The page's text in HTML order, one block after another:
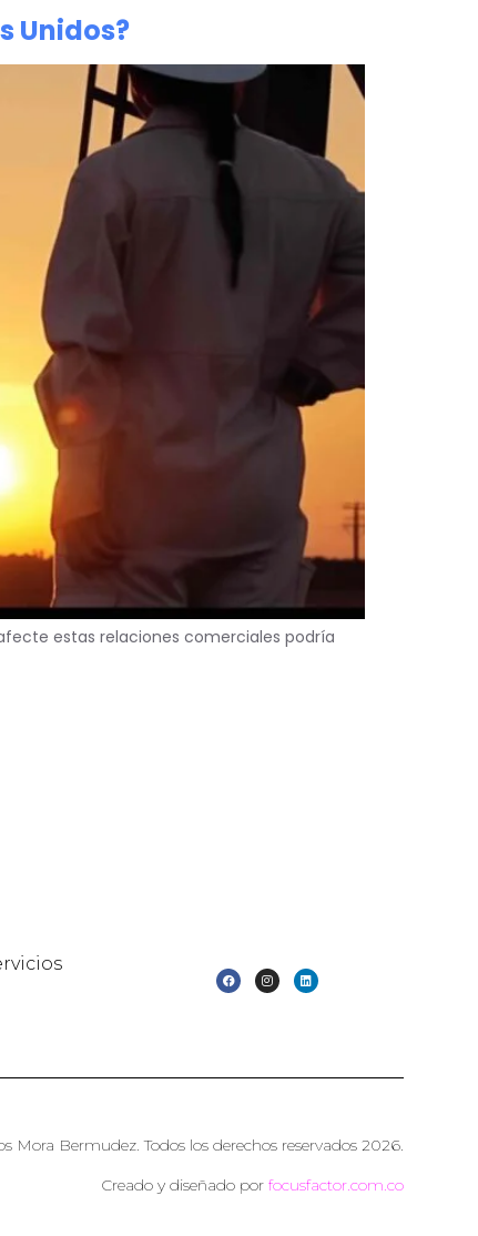
Unidos?
estas relaciones comerciales podría
Mora Bermudez. Todos los derechos reservados 2026.
Creado y diseñado por focusfactor.com.co